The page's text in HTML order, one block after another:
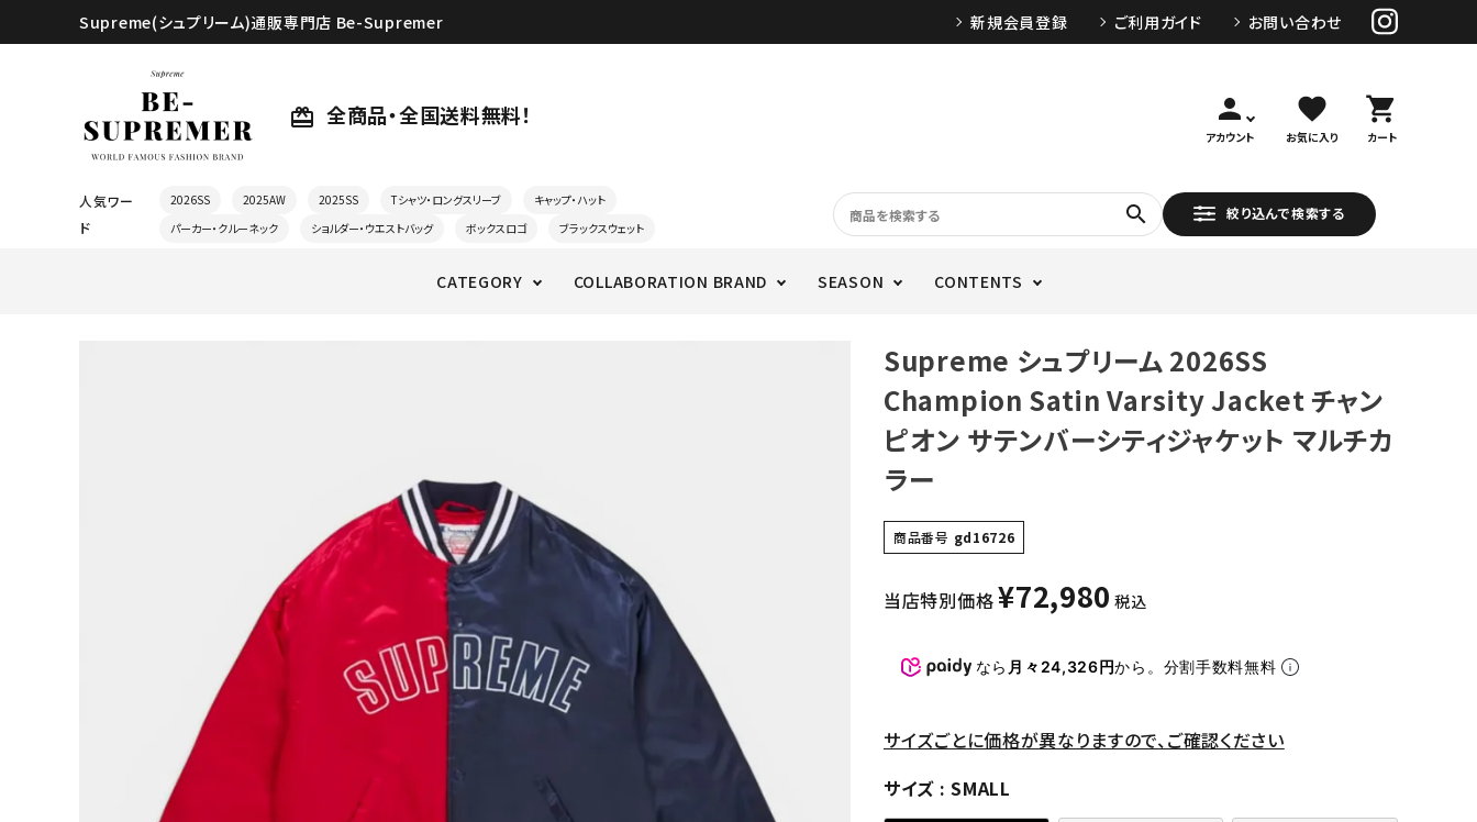
Supreme(シュプリーム)通販専門店 Be-Supremer 新規会員登録 ご利用ガイド お問い合わせ
card_giftcard 全商品・全国送料無料！ person
アカウント
favorite
お気に入り
shopping_cart
カート
人気ワー
ド
2026SS 2025AW 2025SS Tシャツ・ロングスリーブ
キャップ・ハット
パーカー・クルーネック
ショルダー・ウエストバッグ ボックスロゴ ブラックスウェット
search 絞り込んで検索する
CATEGORY COLLABORATION BRAND SEASON CONTENTS
Tシャツ・ロングスリーブ
Supreme シュプリーム 2026SS
Champion Satin Varsity Jacket チャン
ピオン サテンバーシティジャケット マルチカ
ラー
商品番号 gd16726
当店特別価格¥72,980 税込
なら 月々24,326円から。分割手数料無料
サイズごとに価格が異なりますので、ご確認ください
サイズ
SMALL